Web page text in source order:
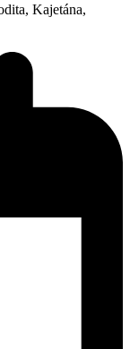
Kajetána,